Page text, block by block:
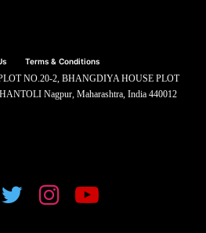
Terms & Conditions
NO.20-2, BHANGDIYA HOUSE PLOT
Nagpur, Maharashtra, India 440012